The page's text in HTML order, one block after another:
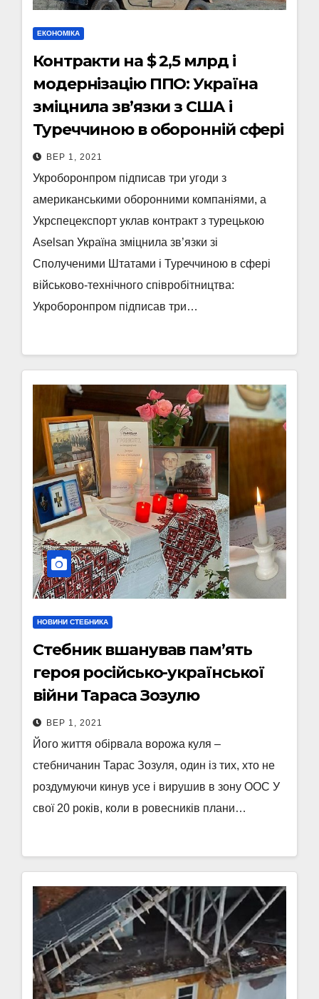
ЕКОНОМІКА
Контракти на $ 2,5 млрд і
модернізацію ППО: Україна
зміцнила зв’язки з США і
Туреччиною в оборонній сфері
ВЕР 1, 2021
Укроборонпром підписав три угоди з
американськими оборонними компаніями, а
Укрспецекспорт уклав контракт з турецькою
Aselsan Україна зміцнила зв’язки зі
Сполученими Штатами і Туреччиною в сфері
військово-технічного співробітництва:
Укроборонпром підписав три…
НОВИНИ СТЕБНИКА
Стебник вшанував пам’ять
героя російсько-української
війни Тараса Зозулю
ВЕР 1, 2021
Його життя обірвала ворожа куля –
стебничанин Тарас Зозуля, один із тих, хто не
роздумуючи кинув усе і вирушив в зону ООС У
свої 20 років, коли в ровесників плани…